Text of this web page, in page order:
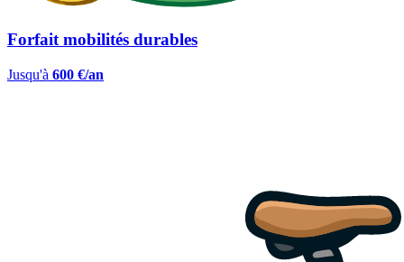
Forfait mobilités durables
Jusqu'à 600 €/an